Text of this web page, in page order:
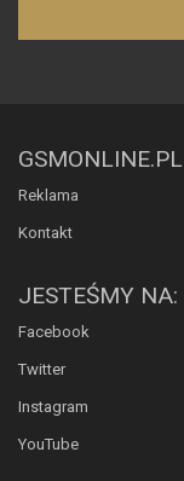
GSMONLINE.PL
Reklama
Kontakt
JESTEŚMY NA:
Facebook
Twitter
Instagram
YouTube